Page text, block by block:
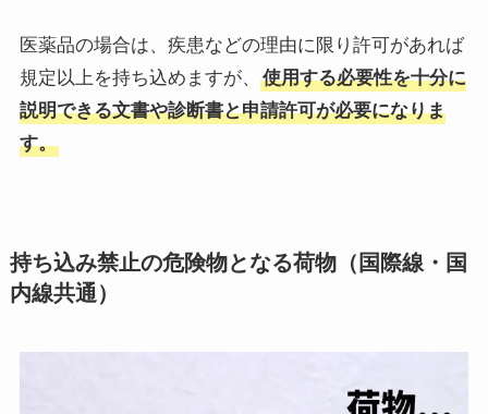
医薬品の場合は、疾患などの理由に限り許可があれば
規定以上を持ち込めますが、
使用する必要性を十分に
説明できる文書や診断書と申請許可が必要になりま
す。
持ち込み禁止の危険物となる荷物（国際線・国
内線共通）